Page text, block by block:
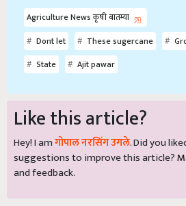
Agriculture News कृषी बातम्या
Dont let
These sugercane
State
Ajit pawar
Like this article?
Hey! I amगोपाल नरसिंग उगले. Did you
suggestions to improve this article?
and feedback.